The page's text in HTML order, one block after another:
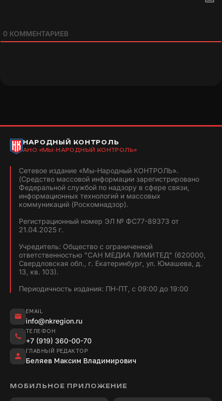
0 КОММЕНТАРИЕВ
НАРОДНЫЙ КОНТРОЛЬ
АНО «МЫ-НАРОДНЫЙ КОНТРОЛЬ»
Сетевое издание «Мы-Народный КОНТРОЛЬ».
(Средство массовой информации зарегистрировано
Федеральной службой по надзору в сфере связи,
информационных технологий и массовых
коммуникаций (Роскомнадзор).
Регистрационный номер ЭЛ № ФС77-89373 от
21.04.2025 г.
Учредитель: Общество с ограниченной
ответственностью "САН МЕДИА ЛИМИТЕД" (620000,
Свердловская обл., г. Екатеринбург, ул. Юмашева, д.
13, кв. 103).
Периодичность издания: ПН-ПТ, с 09:00 до 19:00
EMAIL
info@nkregion.ru
ТЕЛЕФОН
+7 (919) 360-00-70
ГЛАВНЫЙ РЕДАКТОР
Беляев Максим Владимирович
МОБИЛЬНОЕ ПРИЛОЖЕНИЕ